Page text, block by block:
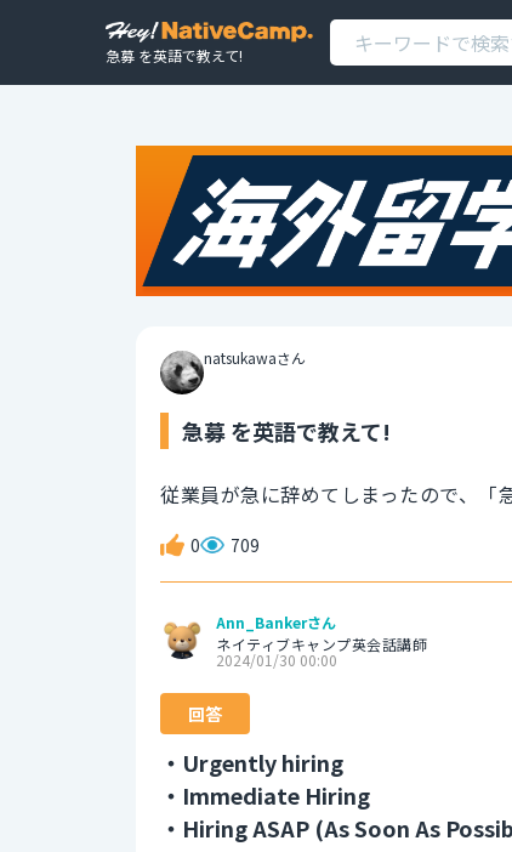
急募 を英語で教えて!
natsukawaさん
急募 を英語で教えて!
従業員が急に辞めてしまったので、「
0 709
Ann_Bankerさん
ネイティブキャンプ英会話講師
2024/01/30 00:00
回答
・Urgently hiring
・Immediate Hiring
・Hiring ASAP (As Soon As